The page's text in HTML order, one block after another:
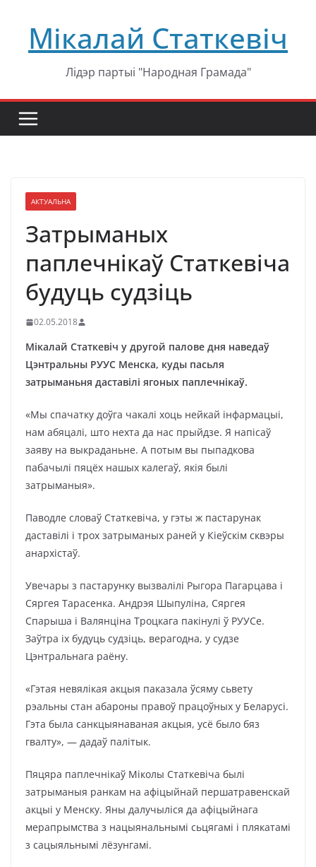
содержимому
Мікалай Статкевіч
Лідэр партыі "Народная Грамада"
АКТУАЛЬНА
Затрыманых
паплечнікаў Статкевіча
будуць судзіць
02.05.2018
Мікалай Статкевіч у другой палове дня наведаў
Цэнтральны РУУС Менска, куды пасьля
затрыманьня даставілі ягоных паплечнікаў.
«Мы спачатку доўга чакалі хоць нейкай інфармацыі,
нам абяцалі, што нехта да нас прыйдзе. Я напісаў
заяву на выкраданьне. А потым вы пыпадкова
пабачылі пяцёх нашых калегаў, якія былі
затрыманыя».
Паводле словаў Статкевіча, у гэты ж пастарунак
даставілі і трох затрыманых раней у Кіеўскім сквэры
анархістаў.
Увечары з пастарунку вызвалілі Рыгора Пагарцава і
Сяргея Тарасенка. Андрэя Шыпуліна, Сяргея
Спарыша і Валянціна Троцкага пакінулі ў РУУСе.
Заўтра іх будуць судзіць, верагодна, у судзе
Цэнтральнага раёну.
«Гэтая невялікая акцыя паказала ўсяму сьвету
рэальны стан абароны правоў працоўных у Беларусі.
Гэта была санкцыянаваная акцыя, усё было бяз
гвалту», — дадаў палітык.
Пяцяра паплечнікаў Міколы Статкевіча былі
затрыманыя ранкам на афіцыйнай першатравенскай
акцыі у Менску. Яны далучыліся да афіцыйнага
мерапрымства з нацыянальнымі сьцягамі і плякатамі
з сацыяльнымі лёзунгамі.